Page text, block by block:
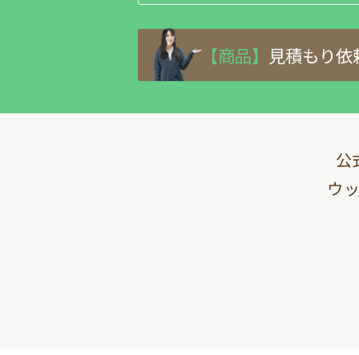
【商品】 見積もり依
公
ウ